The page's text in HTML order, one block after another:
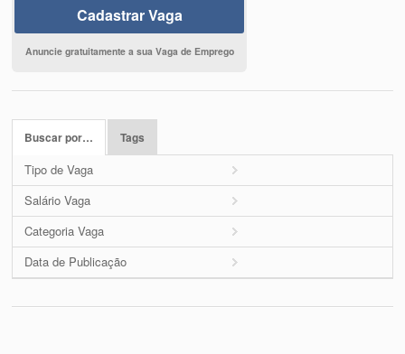
Cadastrar Vaga
Anuncie gratuitamente a sua Vaga de Emprego
Buscar por… Tags
Tipo de Vaga
Salário Vaga
Categoria Vaga
Data de Publicação